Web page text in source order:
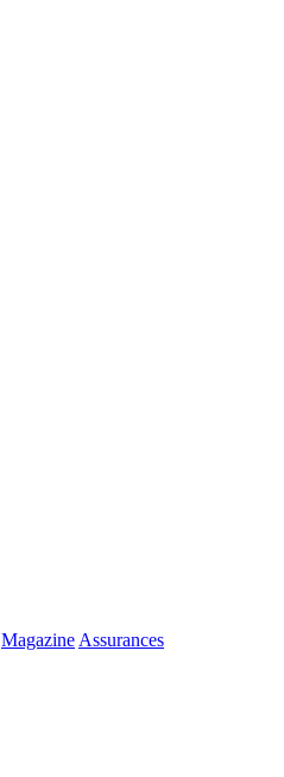
Magazine Assurances